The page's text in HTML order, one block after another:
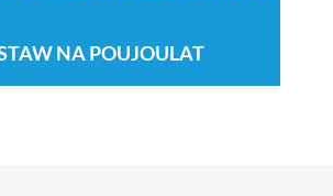
NA POUJOULAT